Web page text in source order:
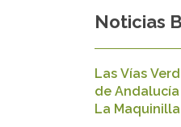
Noticias
Las Vías
de
La